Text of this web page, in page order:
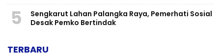
5
Sengkarut Lahan Palangka Raya, Pemerhati Sosial
Desak Pemko Bertindak
TERBARU